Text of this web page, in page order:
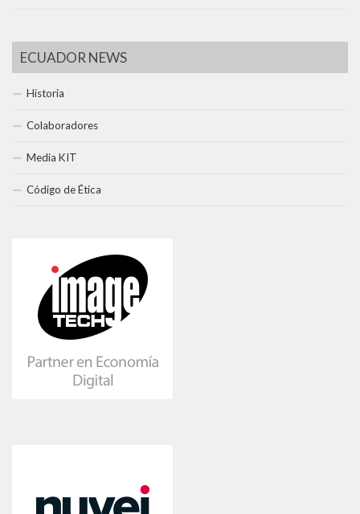
ECUADOR NEWS
Historia
Colaboradores
Media KIT
Código de Ética